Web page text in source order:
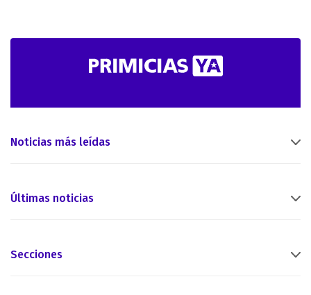
Noticias más leídas
Últimas noticias
Secciones